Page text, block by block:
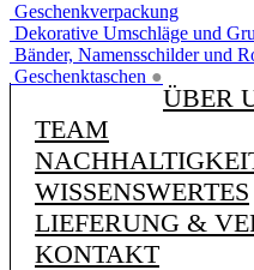
Geschenkverpackung
Dekorative Umschläge und
Bänder, Namensschilder und
Geschenktaschen ●
ÜBER
TEAM
WISSENSWERTES
LIEFERUNG &
KONTAKT